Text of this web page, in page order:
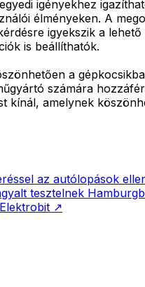
igényekhez
élményeken. A
igyekszik a
is beállíthatók.
a
számára
kínál, amelynek
az autólopások
tesztelnek
Elektrobit ↗